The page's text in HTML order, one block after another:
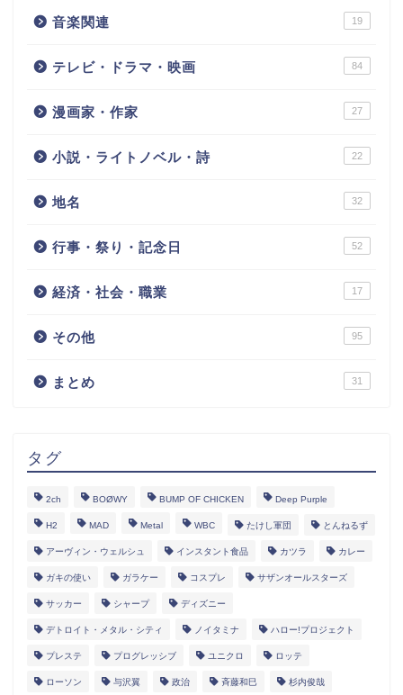
音楽関連 19
テレビ・ドラマ・映画 84
漫画家・作家 27
小説・ライトノベル・詩 22
地名 32
行事・祭り・記念日 52
経済・社会・職業 17
その他 95
まとめ 31
タグ
2ch BOØWY BUMP OF CHICKEN Deep Purple
H2 MAD Metal WBC たけし軍団 とんねるず
アーヴィン・ウェルシュ インスタント食品 カツラ カレー
ガキの使い ガラケー コスプレ サザンオールスターズ
サッカー シャープ ディズニー
デトロイト・メタル・シティ ノイタミナ ハロー!プロジェクト
プレステ プログレッシブ ユニクロ ロッテ
ローソン 与沢翼 政治 斉藤和巳 杉内俊哉